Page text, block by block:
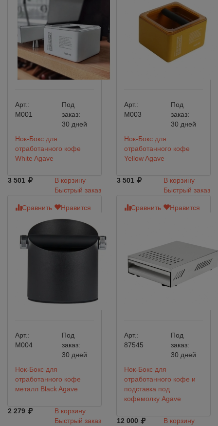
Арт.:
M001
Под
заказ:
30 дней
Нок-Бокс для
отработанного кофе
White Agave
3 501
В корзину
Быстрый заказ
Арт.:
M003
Под
заказ:
30 дней
Нок-Бокс для
отработанного кофе
Yellow Agave
3 501
В корзину
Быстрый заказ
Сравнить Нравится
Арт.:
M004
Под
заказ:
30 дней
Нок-Бокс для
отработанного кофе
металл Black Agave
2 279
В корзину
Быстрый заказ
Сравнить Нравится
Арт.:
87545
Под
заказ:
30 дней
Нок-Бокс для
отработанного кофе и
подставка под
кофемолку Agave
12 000
В корзину